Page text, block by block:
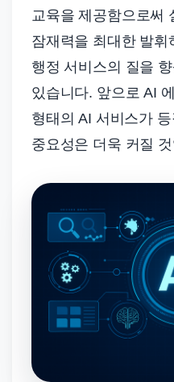
교육을 제공함으로써
잠재력을 최대한 발
행정 서비스의 질을
있습니다. 앞으로 AI
형태의 AI 서비스가
중요성은 더욱 커질